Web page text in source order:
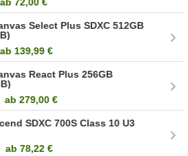
Select Plus SDXC 512GB
ab 139,99 €
React Plus 256GB
ab 279,00 €
SDXC 700S Class 10 U3
ab 78,22 €